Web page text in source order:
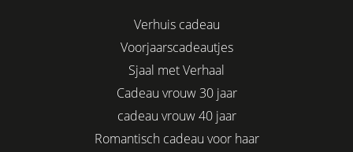
Verhuis cadeau
Voorjaarscadeautjes
Sjaal met Verhaal
Cadeau vrouw 30 jaar
cadeau vrouw 40 jaar
Romantisch cadeau voor haar